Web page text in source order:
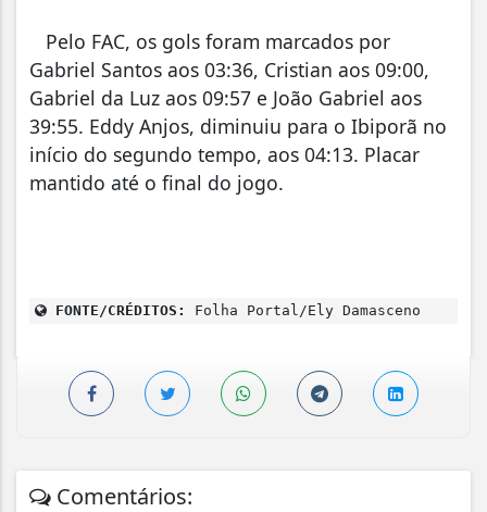
Pelo FAC, os gols foram marcados por
Gabriel Santos aos 03:36, Cristian aos 09:00,
Gabriel da Luz aos 09:57 e João Gabriel aos
39:55. Eddy Anjos, diminuiu para o Ibiporã no
início do segundo tempo, aos 04:13. Placar
mantido até o final do jogo.
FONTE/CRÉDITOS: Folha Portal/Ely Damasceno
Comentários: